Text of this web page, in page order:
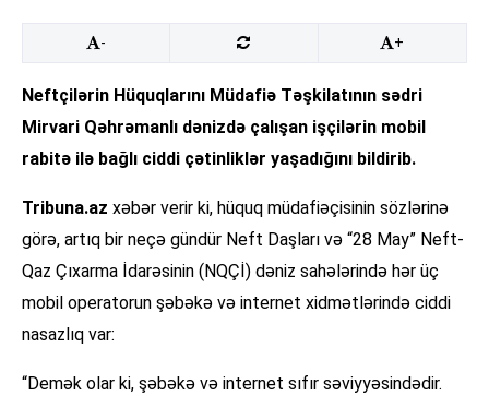
- +
Neftçilərin Hüquqlarını Müdafiə Təşkilatının sədri
Mirvari Qəhrəmanlı dənizdə çalışan işçilərin mobil
rabitə ilə bağlı ciddi çətinliklər yaşadığını bildirib.
Tribuna.az xəbər verir ki, hüquq müdafiəçisinin sözlərinə
görə, artıq bir neçə gündür Neft Daşları və “28 May” Neft-
Qaz Çıxarma İdarəsinin (NQÇİ) dəniz sahələrində hər üç
mobil operatorun şəbəkə və internet xidmətlərində ciddi
nasazlıq var:
“Demək olar ki, şəbəkə və internet sıfır səviyyəsindədir.